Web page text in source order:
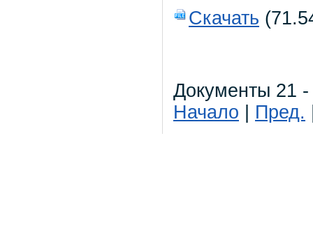
Скачать
Документы 21 -
Начало
Пред.